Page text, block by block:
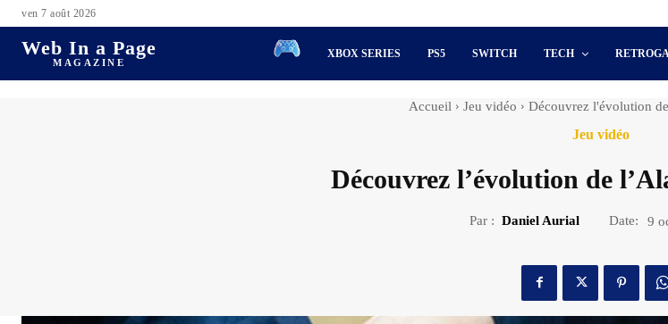
ven 7 août 2026
Web In a Page
MAGAZINE
XBOX SERIES PS5 SWITCH TECH
Accueil Jeu vidéo Découvrez l'évolution
Jeu vidéo
Découvrez l’évolution de
Par : Daniel Aurial Date: 9